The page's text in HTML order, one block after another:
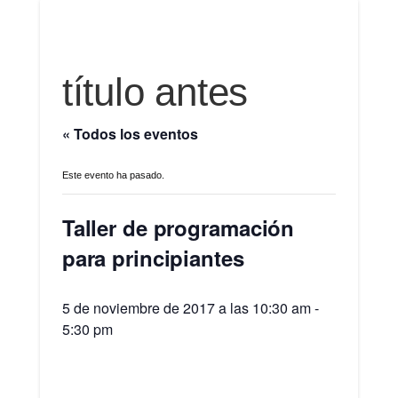
título antes
« Todos los eventos
Este evento ha pasado.
Taller de programación
para principiantes
5 de noviembre de 2017 a las 10:30 am-
5:30 pm